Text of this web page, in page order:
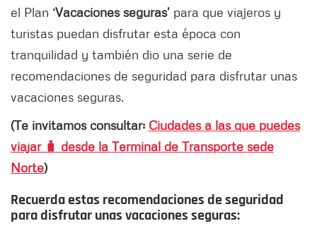
el Plan ‘Vacaciones seguras’ para que viajeros y
turistas puedan disfrutar esta época con
tranquilidad y también dio una serie de
recomendaciones de seguridad para disfrutar unas
vacaciones seguras.
(Te invitamos consultar: Ciudades a las que puedes
viajar 🧳 desde la Terminal de Transporte sede
Norte)
Recuerda estas recomendaciones de seguridad
para disfrutar unas vacaciones seguras: